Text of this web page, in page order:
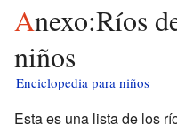
Anexo:Ríos de Cuba para
niños
Enciclopedia para niños
Esta es una lista de los